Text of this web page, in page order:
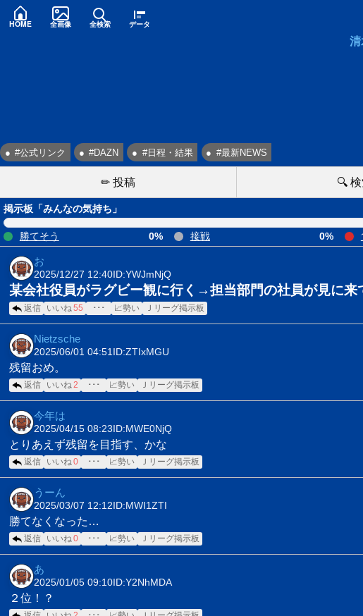
HOME 全画像 全検索 データ
清
#公式リンク #DAZN #日程・結果 #最新NEWS
✏ 投稿 🔍
掲示板「みんなの気持ち」
勝てそう 0% 接戦 0%
お
2025/12/27 12:40 ID:YWJmNjQ
某会社役員がラグビー観に行く→担当部門の社員が見に
返信 いいね 55 ･･･ 📈勢い Ｊリーグ掲示板
Nietzsche
2025/06/01 04:51 ID:ZTIxMGU
残留おめ。
返信 いいね 2 ･･･ 📈勢い Ｊリーグ掲示板
今年は
2025/04/15 08:23 ID:MWE0NjQ
とりあえず残留を目指す、かな
返信 いいね 0 ･･･ 📈勢い Ｊリーグ掲示板
うーん
2025/03/07 12:12 ID:MWI1ZTI
勝てなくなった…
返信 いいね 0 ･･･ 📈勢い Ｊリーグ掲示板
あ
2025/01/05 09:10 ID:Y2NhMDA
２位！？